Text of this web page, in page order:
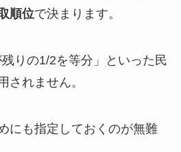
順位で決まります。
残りの1/2を等分」といった民
されません。
にも指定しておくのが無難